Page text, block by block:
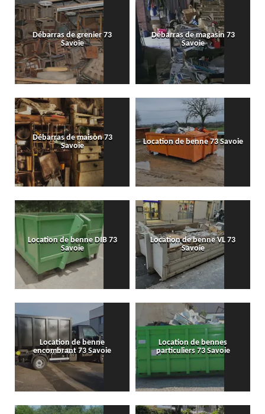
Débarras de grenier 73
Savoie
Débarras de magasin 73
Savoie
Débarras de maison 73
Savoie
Location de benne 73 Savoie
Location de benne DIB 73
Savoie
Location de benne VL 73
Savoie
Location de benne
encombrant 73 Savoie
Location de bennes
particuliers 73 Savoie